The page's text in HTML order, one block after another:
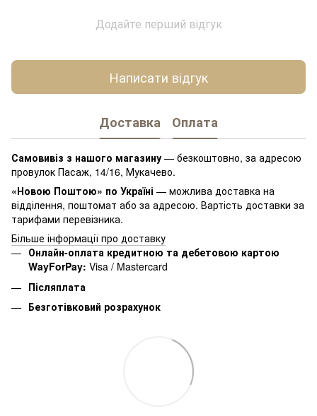
Додайте перший відгук
Написати відгук
Доставка Оплата
Самовивіз з нашого магазину — безкоштовно, за адресою
провулок Пасаж, 14/16, Мукачево.
«Новою Поштою» по Україні — можлива доставка на
відділення, поштомат або за адресою. Вартість доставки за
тарифами перевізника.
Більше інформації про доставку
Онлайн-оплата кредитною та дебетовою картою
WayForPay: Visa / Mastercard
Післяплата
Безготівковий розрахунок